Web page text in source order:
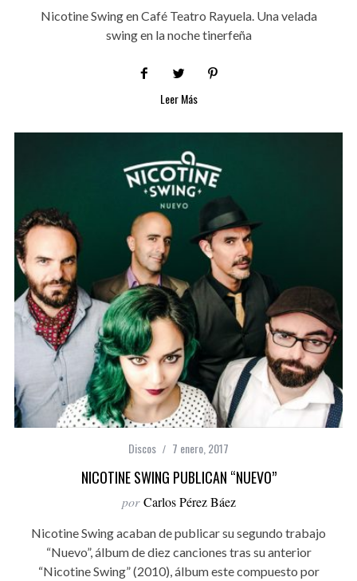
Nicotine Swing en Café Teatro Rayuela. Una velada
swing en la noche tinerfeña
Leer Más
Discos 7 enero, 2017
NICOTINE SWING PUBLICAN “NUEVO”
por Carlos Pérez Báez
Nicotine Swing acaban de publicar su segundo trabajo
“Nuevo”, álbum de diez canciones tras su anterior
“Nicotine Swing” (2010), álbum este compuesto por